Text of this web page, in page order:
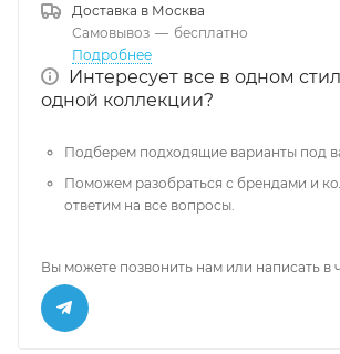
Доставка в Москва
Самовывоз — бесплатно
Подробнее
Интересует все в одном
одной коллекции?
Подберем подходящие варианты под
Поможем разобраться с брендами и
ответим на все вопросы.
Вы можете позвонить нам или написать в